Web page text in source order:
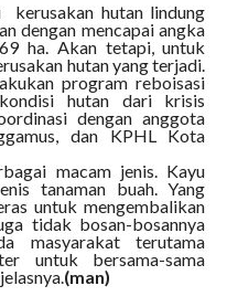
kerusakan hutan lindung
dengan mencapai angka
ha. Akan tetapi, untuk
hutan yang terjadi.
program reboisasi
hutan dari krisis
dengan anggota
dan KPHL Kota
macam jenis. Kayu
tanaman buah. Yang
untuk mengembalikan
tidak bosan-bosannya
masyarakat terutama
untuk bersama-sama
(man)